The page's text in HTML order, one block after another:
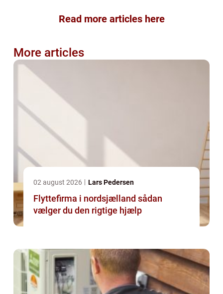
Read more articles here
More articles
02 august 2026 Lars Pedersen
Flyttefirma i nordsjælland sådan
vælger du den rigtige hjælp